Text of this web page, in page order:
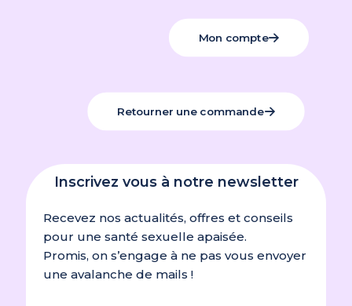
Mon compte
Retourner une commande
Inscrivez vous à notre newsletter
Recevez nos actualités, offres et conseils
pour une santé sexuelle apaisée.
Promis, on s’engage à ne pas vous envoyer
une avalanche de mails !